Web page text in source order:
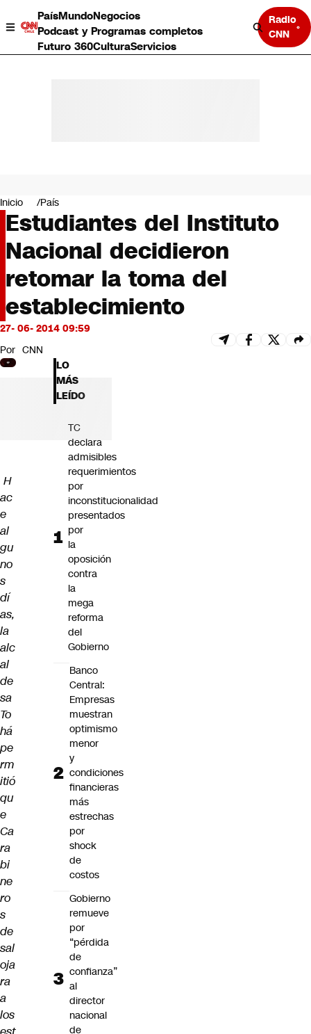
PaísMundoNegocios
Podcast y Programas completos
Futuro 360CulturaServicios
Radio
CNN
Negocios
Deportes
Programas completos
Cultura
Servicios
Bits
CNN tiempo
Futuro 360
Inicio País
Estudiantes del Instituto
Nacional decidieron
retomar la toma del
establecimiento
27- 06- 2014 09:59
Por CNN
H
ac
e
al
gu
no
s
dí
as,
la
alc
al
de
sa
To
há
pe
rm
itió
qu
e
Ca
ra
bi
ne
ro
s
de
sal
oja
ra
a
los
LO
MÁS
LEÍDO
TC
declara
admisibles
requerimientos
por
inconstitucionalidad
presentados
por
la
oposición
contra
la
mega
reforma
del
Gobierno
Banco
Central:
Empresas
muestran
optimismo
menor
y
condiciones
financieras
más
estrechas
por
shock
de
costos
Gobierno
remueve
por
“pérdida
de
confianza”
al
director
nacional
de